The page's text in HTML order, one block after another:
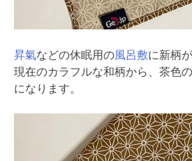
昇氣などの休眠用の風呂敷に新柄
現在のカラフルな和柄から、茶色
になります。